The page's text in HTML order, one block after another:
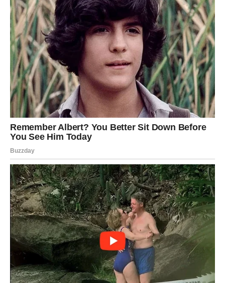
RIBE
Ribe su znak kojem sudbina priprema najljepši preokret.
Ono što ste izgubili nije bila samo osoba, prilika ili plan.
Izgubili ste vjeru da će se stvari razviti onako kako
priželjkujete.
Sada dolazi period u kojem vam život pokazuje da ništa
nije bilo uzalud. Moguće je ostvarenje želje, velika
ljubavna sreća, pomirenje ili prilika koja mijenja
Ono što dolazi biće toliko drugačije i toliko ljepše od
onoga što ste nekada izgubili da ćete shvatiti zašto je bilo
potrebno čekati.
Sudbina ponekad uzima samo da bi napravila prostor za
nešto veće. Iako to često ne možemo da razumijemo u
trenutku kada prolazimo kroz gubitak, vrijeme pokaže da
svaki kraj krije novi početak.